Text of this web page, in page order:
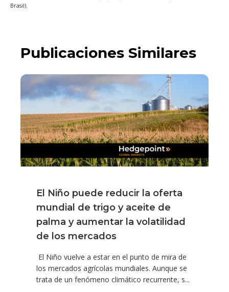
Brasil).
Publicaciones Similares
El Niño puede reducir la oferta
mundial de trigo y aceite de
palma y aumentar la volatilidad
de los mercados
El Niño vuelve a estar en el punto de mira de
los mercados agrícolas mundiales. Aunque se
trata de un fenómeno climático recurrente, s...